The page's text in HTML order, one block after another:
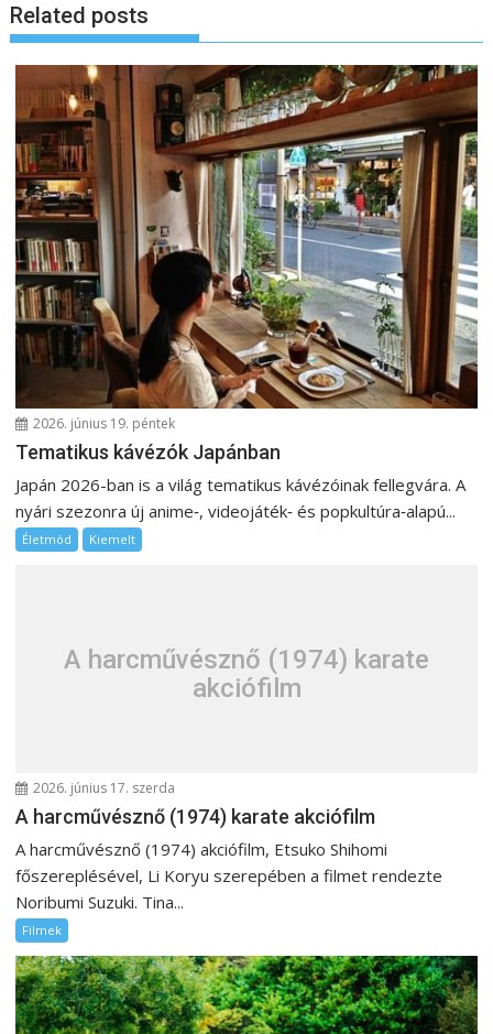
g
y
z
é
s
n
a
v
i
g
á
c
i
ó
Related posts
2026. június 19. péntek
Tematikus kávézók Japánban
Japán 2026-ban is a világ tematikus kávézóinak fellegvára. A
nyári szezonra új anime‑, videojáték‑ és popkultúra‑alapú...
Életmód Kiemelt
A harcművésznő (1974) karate
akciófilm
2026. június 17. szerda
A harcművésznő (1974) karate akciófilm
A harcművésznő (1974) akciófilm, Etsuko Shihomi
főszereplésével, Li Koryu szerepében a filmet rendezte
Noribumi Suzuki. Tina...
Filmek